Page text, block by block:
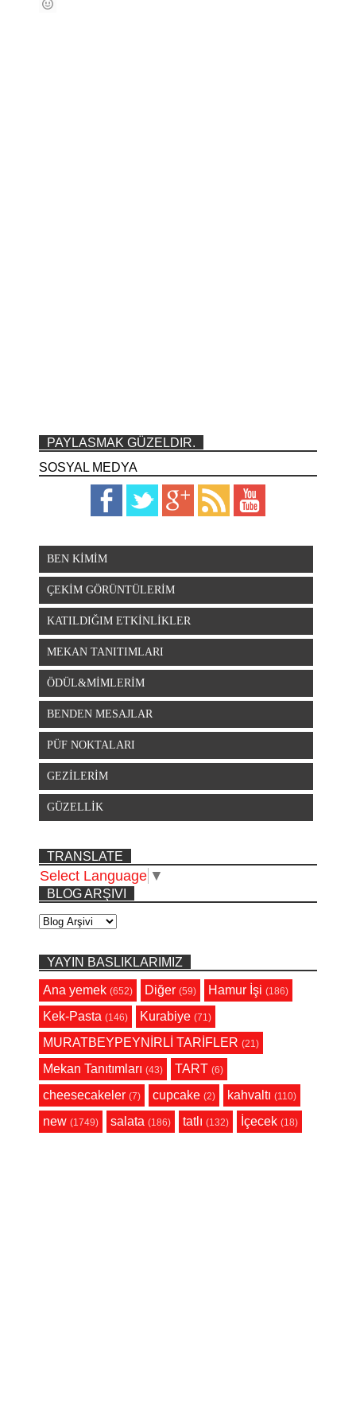
PAYLASMAK GÜZELDIR.
SOSYAL MEDYA
BEN KİMİM
ÇEKİM GÖRÜNTÜLERİM
KATILDIĞIM ETKİNLİKLER
MEKAN TANITIMLARI
ÖDÜL&MİMLERİM
BENDEN MESAJLAR
PÜF NOKTALARI
GEZİLERİM
GÜZELLİK
TRANSLATE
Select Language ▼
BLOG ARŞIVI
YAYIN BASLIKLARIMIZ
Ana yemek (652) Diğer (59) Hamur İşi (186)
Kek-Pasta (146) Kurabiye (71)
MURATBEYPEYNİRLİ TARİFLER (21)
Mekan Tanıtımları (43) TART (6)
cheesecakeler (7) cupcake (2) kahvaltı (110)
new (1749) salata (186) tatlı (132) İçecek (18)